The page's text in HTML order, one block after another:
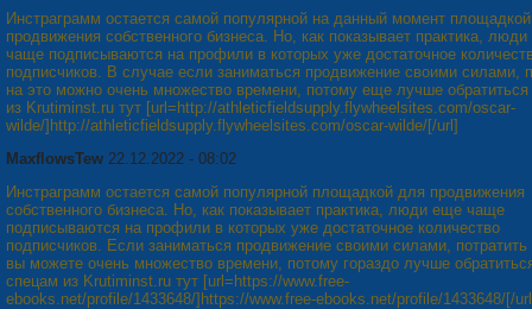
Инстраграмм остается самой популярной на данный момент
продвижения собственного бизнеса. Но, как показывает практика, люди
чаще подписываются на профили в которых уже достаточное
подписчиков. В случае если заниматься продвижение своими силами,
на это можно очень множество времени, потому еще лучше обратиться
из Krutiminst.ru тут [url=http://athleticfieldsupply.flywheelsites.com/oscar-
wilde/]http://athleticfieldsupply.flywheelsites.com/oscar-wilde/[/url]
MaxflowsTew 22.12.2022 - 08:02
Инстраграмм остается самой популярной площадкой для продвижения
собственного бизнеса. Но, как показывает практика, люди еще чаще
подписываются на профили в которых уже достаточное количество
подписчиков. Если заниматься продвижение своими силами, потратить
вы можете очень множество времени, потому гораздо лучше
спецам из Krutiminst.ru тут [url=https://www.free-
ebooks.net/profile/1433648/]https://www.free-ebooks.net/profile/1433648/[/